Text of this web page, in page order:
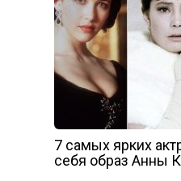
7 самых ярких
себя образ Анны